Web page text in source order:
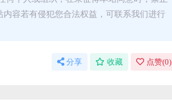
容若有侵犯您合法权益，可联系我们进行
分享 收藏 点赞(0)